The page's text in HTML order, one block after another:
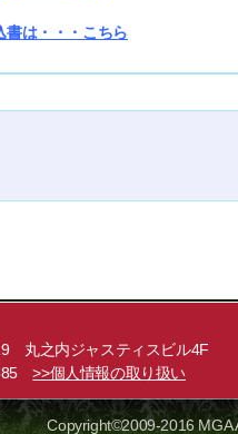
書は・・・こちら
丸之内ジャスティスビル4F
>>個人情報の取り扱い
Copyright©2009-2016 MGA